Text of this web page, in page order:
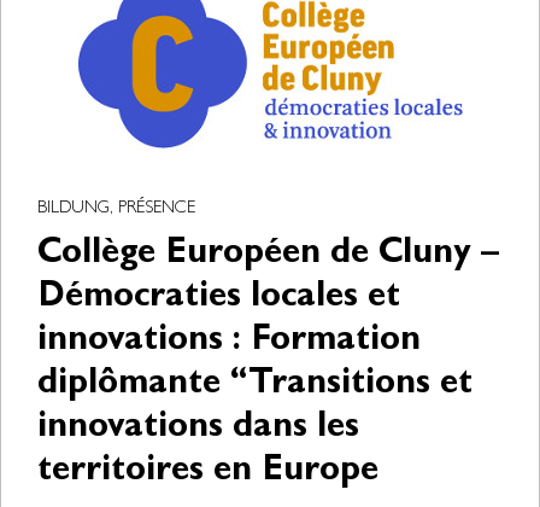
BILDUNG, PRÉSENCE
Collège Européen de Cluny –
Démocraties locales et
innovations : Formation
diplômante “Transitions et
innovations dans les
territoires en Europe